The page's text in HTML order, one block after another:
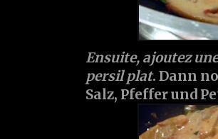
Ensuite, ajoutez
persil plat. Dann
Salz, Pfeffer und